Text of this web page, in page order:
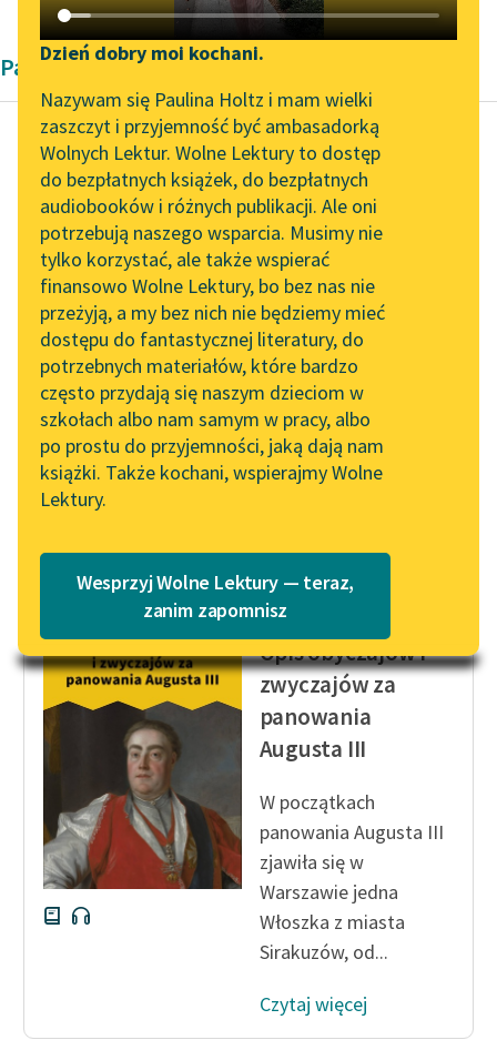
Katalog DAISY
Podkasty o książkach
Zgłoś brak utworu
Aktualności
Zapraszamy na spotkanie
online z tłumaczkami
literatury skandynawskiej
Spotkanie z Katarzyną
Tunkiel w Oslo
Wolne Lektury na 32.
Pol’and’Rock Festivalu
„Kochanek Lady
Chatterley” do słuchania
na Wolnych Lekturach
Nowy audiobook –
„Marzenie o Oriencie”
Lektury szkolne i klasyka
literatury do słuchania dla
uczennic i uczniów z
niepełnosprawnościami
E-kolekcja lektur
szkolnych i literatury do
słuchania dla uczennic i
uczniów z
niepełnosprawnościami
Narzędzia
Mapa Wolnych Lektur
Leśmianator
Przewodnik dla piszących i
czytających
API
OAI-PMH
Widget Wolnych Lektur
Przypisy
Katalog w formacie PDF
Dzień dobry moi kochani.
Nazywam się Paulina Holtz i mam wielki
zaszczyt i przyjemność być ambasadorką
Wolnych Lektur. Wolne Lektury to dostęp
do bezpłatnych książek, do bezpłatnych
audiobooków i różnych publikacji. Ale oni
potrzebują naszego wsparcia. Musimy nie
tylko korzystać, ale także wspierać
finansowo Wolne Lektury, bo bez nas nie
przeżyją, a my bez nich nie będziemy mieć
dostępu do fantastycznej literatury, do
potrzebnych materiałów, które bardzo
często przydają się naszym dzieciom w
szkołach albo nam samym w pracy, albo
po prostu do przyjemności, jaką dają nam
książki. Także kochani, wspierajmy Wolne
Lektury.
Wesprzyj Wolne Lektury — teraz,
zanim zapomnisz
Pamiętnik Jędrzej Kitowicz
Jędrzej Kitowicz
Opis obyczajów i
zwyczajów za
panowania
Augusta III
Używani także bywali
dworzanie za szyprów
do Gdańska ze zbożem
i do Królewca, do
wołów...
Jędrzej Kitowicz
Opis obyczajów i
zwyczajów za
panowania
Augusta III
W początkach
panowania Augusta III
zjawiła się w
Warszawie jedna
Włoszka z miasta
Sirakuzów, od...
Czytaj więcej